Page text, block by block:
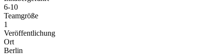
6-10
Teamgröße
1
Veröffentlichung
Ort
Berlin